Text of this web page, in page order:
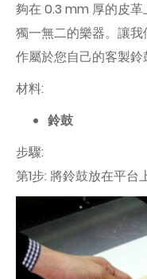
夠在 0.3 mm 厚的皮
獨一無二的樂器。讓
作屬於您自己的客製鈴
材料:
鈴鼓
步驟:
第1步: 將鈴鼓放在平台